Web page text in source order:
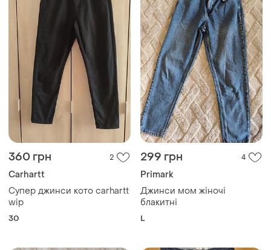
360 грн 2
Carhartt
Супер джинси кото carhartt
wip
30
299 грн 4
Primark
Джинси мом жіночі
блакитні
L